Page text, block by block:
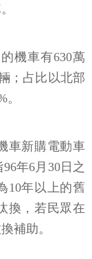
機車有630萬
；占比以北部
車新購電動車
年6月30日之
10年以上的舊
換，若民眾在
補助。